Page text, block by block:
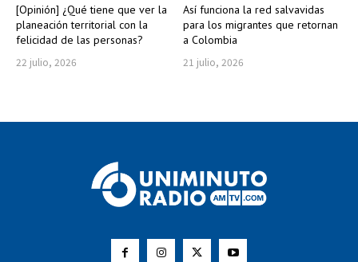
[Opinión] ¿Qué tiene que ver la
planeación territorial con la
felicidad de las personas?
22 julio, 2026
Así funciona la red salvavidas
para los migrantes que retornan
a Colombia
21 julio, 2026